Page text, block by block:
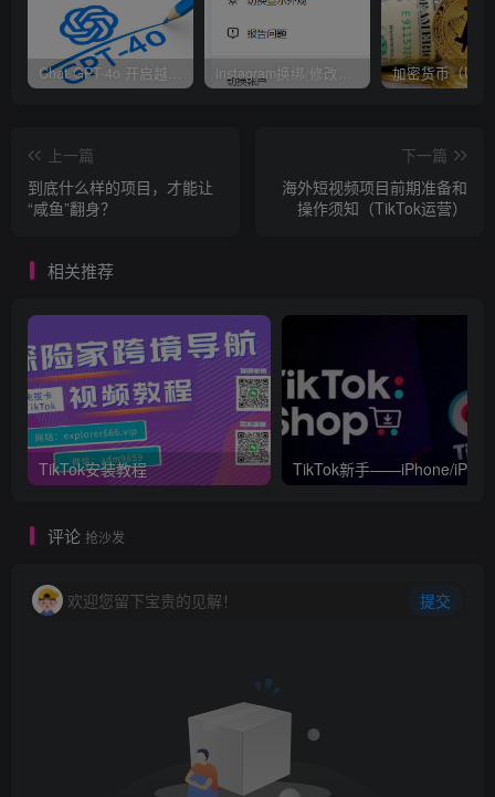
Chat GPT-4o 开启越狱模式！ instagram换绑/修改辅助邮箱和手机号码教程
上一篇
到底什么样的项目，才能让
“咸鱼”翻身？
下一篇
海外短视频项目前期准备和
操作须知（TikTok运营）
相关推荐
TikTok安装教程
评论 抢沙发
欢迎您留下宝贵的见解！ 提交